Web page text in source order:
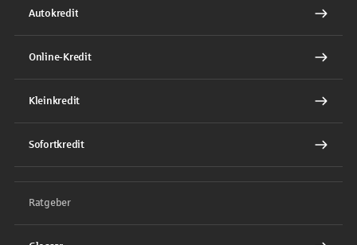
Autokredit
Online-Kredit
Kleinkredit
Sofortkredit
Ratgeber